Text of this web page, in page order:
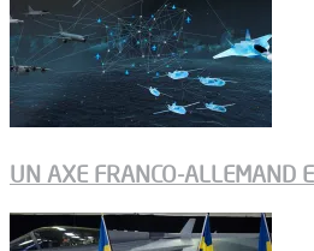
UN AXE FRANCO-ALLEMAND